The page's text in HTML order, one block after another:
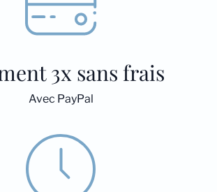
3x sans frais
Avec PayPal